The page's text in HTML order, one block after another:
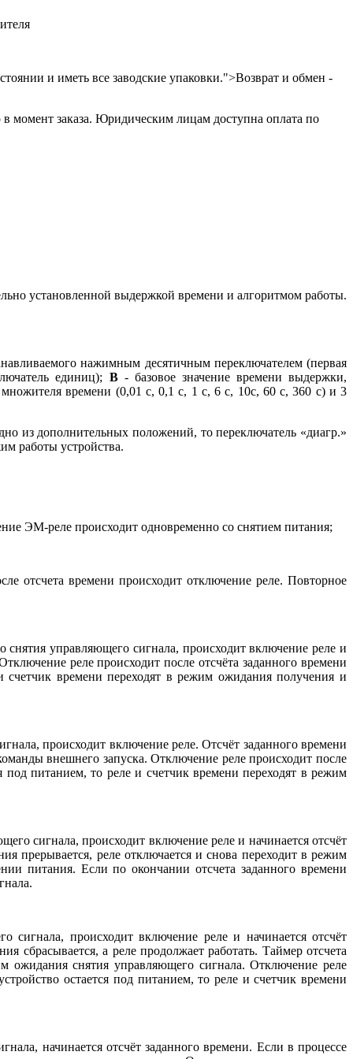
и иметь все заводские упаковки.">Возврат и обмен -
момент заказа. Юридическим лицам доступна оплата по
установленной выдержкой времени и алгоритмом работы.
нажимным десятичным переключателем (первая
единиц); В- базовое значение времени выдержки,
времени (0,01 с, 0,1 с, 1 с, 6 с, 10с, 60 с, 360 с) и 3
из дополнительных положений, то переключатель «диагр.»
работы устройства.
ЭМ-реле происходит одновременно со снятием питания;
отсчета времени происходит отключение реле. Повторное
управляющего сигнала, происходит включение реле и
реле происходит после отсчёта заданного времени
времени переходят в режим ожидания получения и
происходит включение реле. Отсчёт заданного времени
внешнего запуска. Отключение реле происходит после
под питанием, то реле и счетчик времени переходят в режим
сигнала, происходит включение реле и начинается отсчёт
прерывается, реле отключается и снова переходит в режим
питания. Если по окончании отсчета заданного времени
происходит включение реле и начинается отсчёт
сбрасывается, а реле продолжает работать. Таймер отсчета
ожидания снятия управляющего сигнала. Отключение реле
остается под питанием, то реле и счетчик времени
начинается отсчёт заданного времени. Если в процессе